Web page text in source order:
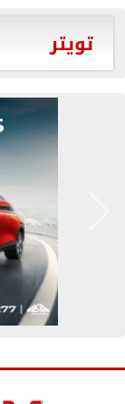
تويتر